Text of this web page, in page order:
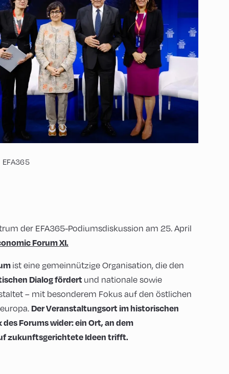
EFA365
der EFA365-Podiumsdiskussion am 25. April
Forum XI.
ist eine gemeinnützige Organisation, die den
Dialog fördert und nationale sowie
– mit besonderem Fokus auf den östlichen
Der Veranstaltungsort im historischen
Forums wider: ein Ort, an dem
zukunftsgerichtete Ideen trifft.